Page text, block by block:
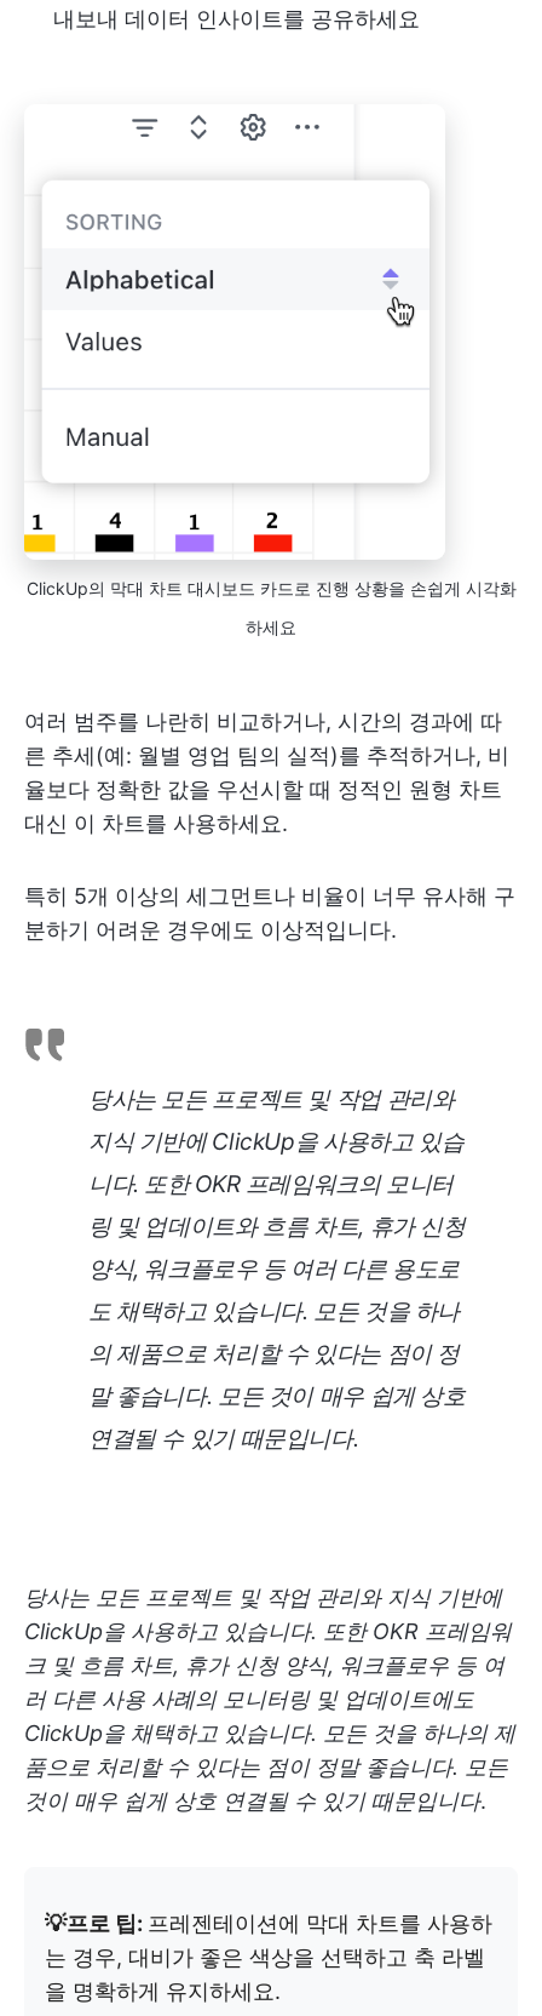
내보내 데이터 인사이트를 공유하세요
ClickUp의 막대 차트 대시보드 카드로 진행 상황을 손쉽게 시각화
하세요
여러 범주를 나란히 비교하거나, 시간의 경과에 따
른 추세(예: 월별 영업 팀의 실적)를 추적하거나, 비
율보다 정확한 값을 우선시할 때 정적인 원형 차트
대신 이 차트를 사용하세요.
특히 5개 이상의 세그먼트나 비율이 너무 유사해 구
분하기 어려운 경우에도 이상적입니다.
당사는 모든 프로젝트 및 작업 관리와
지식 기반에 ClickUp을 사용하고 있습
니다. 또한 OKR 프레임워크의 모니터
링 및 업데이트와 흐름 차트, 휴가 신청
양식, 워크플로우 등 여러 다른 용도로
도 채택하고 있습니다. 모든 것을 하나
의 제품으로 처리할 수 있다는 점이 정
말 좋습니다. 모든 것이 매우 쉽게 상호
연결될 수 있기 때문입니다.
당사는 모든 프로젝트 및 작업 관리와 지식 기반에
ClickUp을 사용하고 있습니다. 또한 OKR 프레임워
크 및 흐름 차트, 휴가 신청 양식, 워크플로우 등 여
러 다른 사용 사례의 모니터링 및 업데이트에도
ClickUp을 채택하고 있습니다. 모든 것을 하나의 제
품으로 처리할 수 있다는 점이 정말 좋습니다. 모든
것이 매우 쉽게 상호 연결될 수 있기 때문입니다.
💡프로 팁: 프레젠테이션에 막대 차트를 사용하
는 경우, 대비가 좋은 색상을 선택하고 축 라벨
을 명확하게 유지하세요.